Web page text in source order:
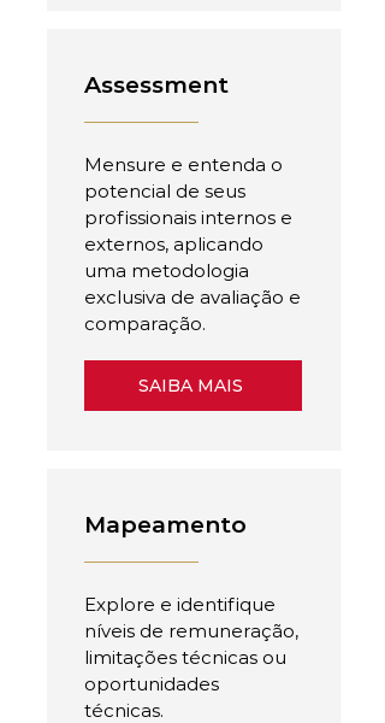
Assessment
Mensure e entenda o
potencial de seus
profissionais internos e
externos, aplicando
uma metodologia
exclusiva de avaliação e
comparação.
SAIBA MAIS
Mapeamento
Explore e identifique
níveis de remuneração,
limitações técnicas ou
oportunidades
técnicas.